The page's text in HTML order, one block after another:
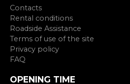
Contacts
Rental conditions
Roadside Assistance
Terms of use of the site
Privacy policy
FAQ
OPENING TIME